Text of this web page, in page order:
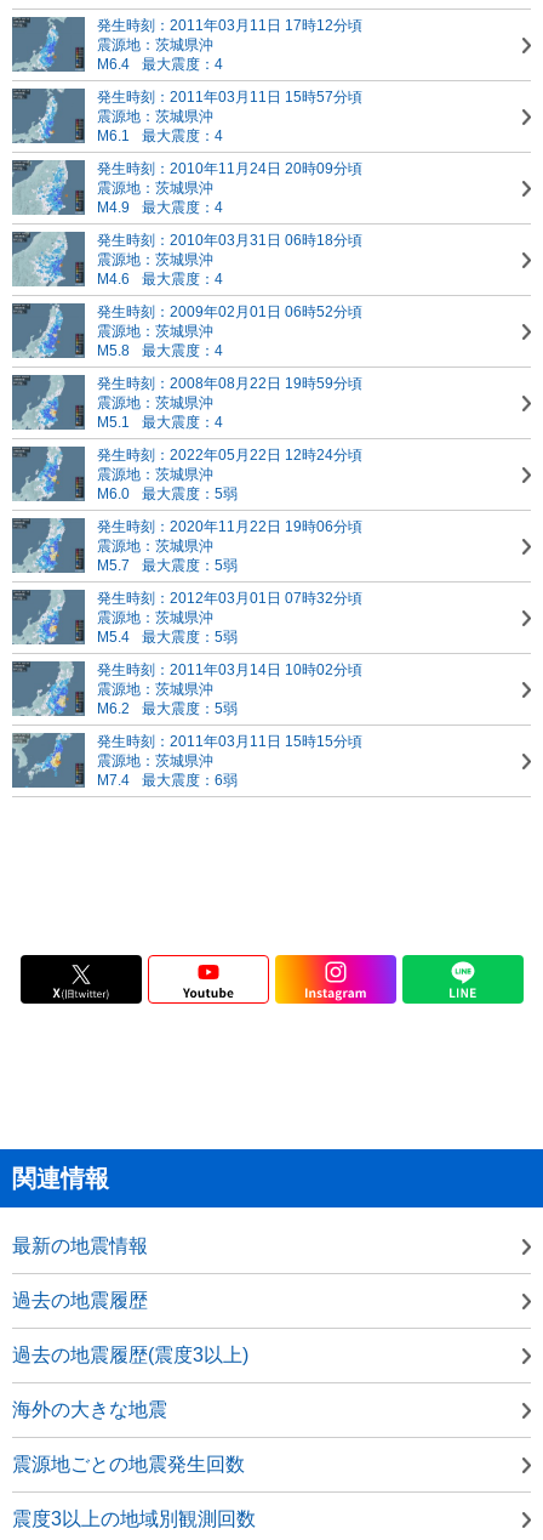
発生時刻：2011年03月11日 17時12分頃
震源地：茨城県沖
M6.4
最大震度：4
発生時刻：2011年03月11日 15時57分頃
震源地：茨城県沖
M6.1
最大震度：4
発生時刻：2010年11月24日 20時09分頃
震源地：茨城県沖
M4.9
最大震度：4
発生時刻：2010年03月31日 06時18分頃
震源地：茨城県沖
M4.6
最大震度：4
発生時刻：2009年02月01日 06時52分頃
震源地：茨城県沖
M5.8
最大震度：4
発生時刻：2008年08月22日 19時59分頃
震源地：茨城県沖
M5.1
最大震度：4
発生時刻：2022年05月22日 12時24分頃
震源地：茨城県沖
M6.0
最大震度：5弱
発生時刻：2020年11月22日 19時06分頃
震源地：茨城県沖
M5.7
最大震度：5弱
発生時刻：2012年03月01日 07時32分頃
震源地：茨城県沖
M5.4
最大震度：5弱
発生時刻：2011年03月14日 10時02分頃
震源地：茨城県沖
M6.2
最大震度：5弱
発生時刻：2011年03月11日 15時15分頃
震源地：茨城県沖
M7.4
最大震度：6弱
関連情報
最新の地震情報
過去の地震履歴
過去の地震履歴(震度3以上)
海外の大きな地震
震源地ごとの地震発生回数
震度3以上の地域別観測回数